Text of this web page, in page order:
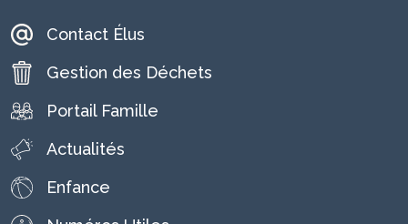
Contact Élus
Gestion des Déchets
Portail Famille
Actualités
Enfance